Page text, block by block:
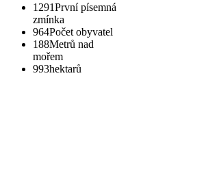
1291První písemná
zmínka
964Počet obyvatel
188Metrů nad
mořem
993hektarů